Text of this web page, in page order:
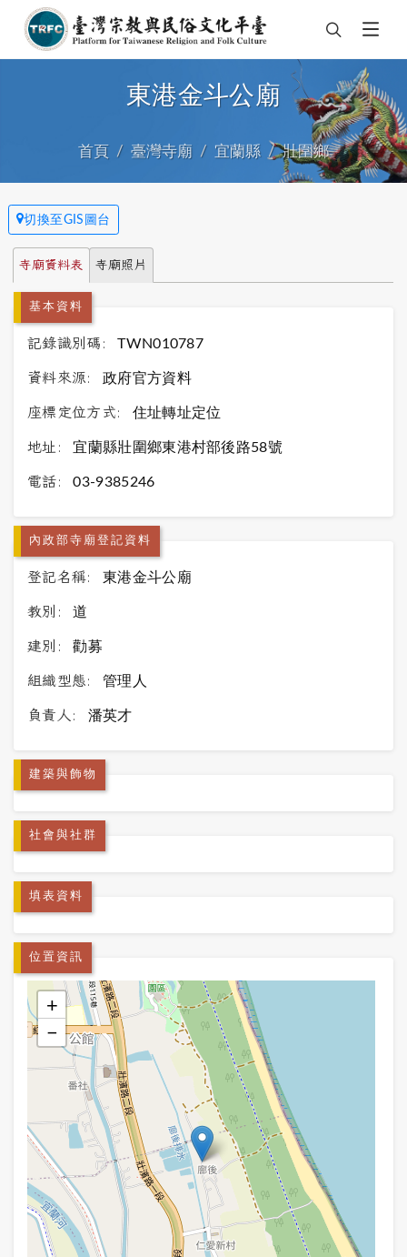
東港金斗公廟
首頁 臺灣寺廟 宜蘭縣 壯圍鄉
切換至GIS圖台
寺廟資料表 寺廟照片
基本資料
記錄識別碼: TWN010787
資料來源: 政府官方資料
座標定位方式: 住址轉址定位
地址: 宜蘭縣壯圍鄉東港村部後路58號
電話: 03-9385246
內政部寺廟登記資料
登記名稱: 東港金斗公廟
教別: 道
建別: 勸募
組織型態: 管理人
負責人: 潘英才
建築與飾物
社會與社群
填表資料
位置資訊
+
−